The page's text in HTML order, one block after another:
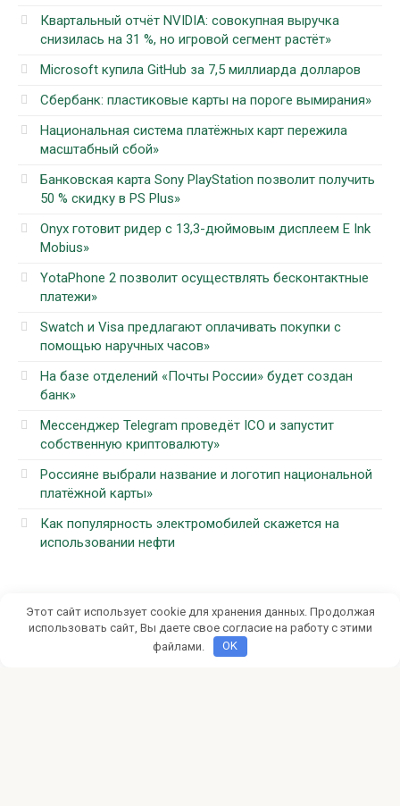
Квартальный отчёт NVIDIA: совокупная выручка
снизилась на 31 %, но игровой сегмент растёт»
Microsoft купила GitHub за 7,5 миллиарда долларов
Сбербанк: пластиковые карты на пороге вымирания»
Национальная система платёжных карт пережила
масштабный сбой»
Банковская карта Sony PlayStation позволит получить
50 % скидку в PS Plus»
Onyx готовит ридер с 13,3-дюймовым дисплеем E Ink
Mobius»
YotaPhone 2 позволит осуществлять бесконтактные
платежи»
Swatch и Visa предлагают оплачивать покупки с
помощью наручных часов»
На базе отделений «Почты России» будет создан
банк»
Мессенджер Telegram проведёт ICO и запустит
собственную криптовалюту»
Россияне выбрали название и логотип национальной
платёжной карты»
Как популярность электромобилей скажется на
использовании нефти
Рубрики
Этот сайт использует cookie для хранения данных. Продолжая
использовать сайт, Вы даете свое согласие на работу с этими
файлами.
OK